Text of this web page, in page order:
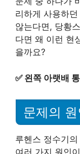
리하게 사용하
않는다면, 당황
다면 왜 이런 현
을까요?
✅ 왼쪽 아랫배
문제의 원
루헨스 정수기